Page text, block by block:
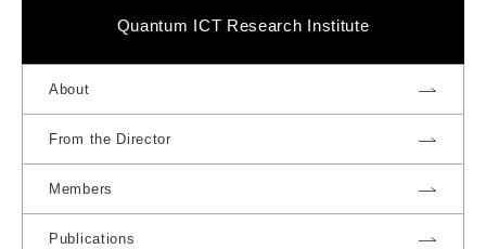
Quantum ICT Research Institute
About
From the Director
Members
Publications